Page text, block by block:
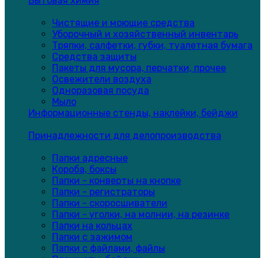
Чистящие и моющие средства
Уборочный и хозяйственный инвентарь
Тряпки, салфетки, губки, туалетная бумага
Средства защиты
Пакеты для мусора, перчатки, прочее
Освежители воздуха
Одноразовая посуда
Мыло
Информационные стенды, наклейки, бейджи
Принадлежности для делопроизводства
Папки адресные
Короба, боксы
Папки - конверты на кнопке
Папки - регистраторы
Папки - скоросшиватели
Папки - уголки, на молнии, на резинке
Папки на кольцах
Папки с зажимом
Папки с файлами, файлы